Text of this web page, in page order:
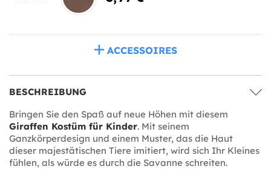
ACCESSOIRES
BESCHREIBUNG
Bringen Sie den Spaß auf neue Höhen mit diesem
Giraffen Kostüm für Kinder. Mit seinem
Ganzkörperdesign und einem Muster, das die Haut
dieser majestätischen Tiere imitiert, wird sich Ihr Kleines
fühlen, als würde es durch die Savanne schreiten.